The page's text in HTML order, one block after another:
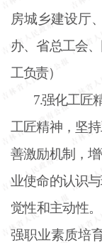
房城乡建设厅
办、省总工会
工负责）
7.强化工匠
工匠精神，坚
善激励机制，
业使命的认识
觉性和主动性
强职业素质培